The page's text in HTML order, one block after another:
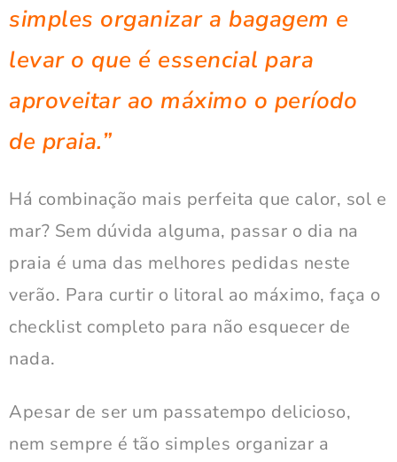
simples organizar a bagagem e
levar o que é essencial para
aproveitar ao máximo o período
de praia.”
Há combinação mais perfeita que calor, sol e
mar? Sem dúvida alguma, passar o dia na
praia é uma das melhores pedidas neste
verão. Para curtir o litoral ao máximo, faça o
checklist completo para não esquecer de
nada.
Apesar de ser um passatempo delicioso,
nem sempre é tão simples organizar a